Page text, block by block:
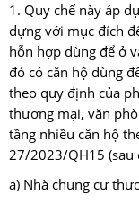
1. Quy chế này áp
dựng với mục đích
hỗn hợp dùng để ở
đó có căn hộ dùng
theo quy định của
thương mại, văn
tầng nhiều căn hộ
27/2023/QH15 (sau
a) Nhà chung cư